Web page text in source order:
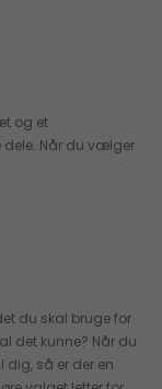
og et
dele. Når du vælger
du skal bruge for
det kunne? Når du
så er der en